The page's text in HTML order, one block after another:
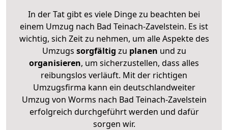
In der Tat gibt es viele Dinge zu beachten bei
einem Umzug nach Bad Teinach-Zavelstein. Es ist
wichtig, sich Zeit zu nehmen, um alle Aspekte des
Umzugs sorgfältig zu planen und zu
organisieren, um sicherzustellen, dass alles
reibungslos verläuft. Mit der richtigen
Umzugsfirma kann ein deutschlandweiter
Umzug von Worms nach Bad Teinach-Zavelstein
erfolgreich durchgeführt werden und dafür
sorgen wir.